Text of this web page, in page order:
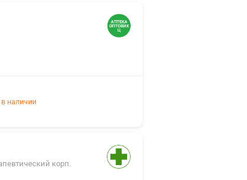
в наличии
корп.